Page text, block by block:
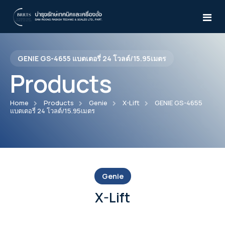
Home
About Us
Products
Pro-Flo® Series
GENIE GS-4655 แบตเตอรี่ 24 โวลต์/15.95เมตร
Products
Home Products Genie X-Lift
GENIE GS-4655
แบตเตอรี่ 24 โวลต์/15.95เมตร
Genie
X-Lift